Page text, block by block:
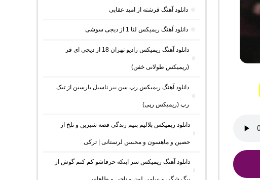
دانلود آهنگ فرشته از امید عقابی
دانلود آهنگ ریمیکس لنا 1 از دیجی سوشی
دانلود آهنگ ریمیکس رادیو تهران 18 از دیجی ای فر
(ریمیکس طولانی خفن)
دانلود آهنگ ریمیکس رپ سن بیر ناسیل یارسین از تیک
رپ (ریمیکس رپی)
دانلود ریمیکس بلالیم بنیم زندگی قصه شیرین و تلخ از
حصین و ماهسون و محسن لرستانی | ترکی
دانلود آهنگ ریمیکس سر اینکه حرفاشو کم کنم گوش از